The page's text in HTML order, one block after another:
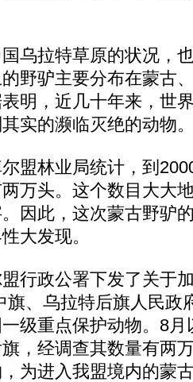
拉特草原的状况，
野驴主要分布在蒙古
明，近几十年来，世
实的濒临灭绝的动物
林业局统计，到
万头。这个数目大大
因此，这次蒙古野驴
大发现。
政公署下发了关于
旗、乌拉特后旗人民政
级重点保护动物。8
，经调查其数量有两
为进入我盟境内的蒙